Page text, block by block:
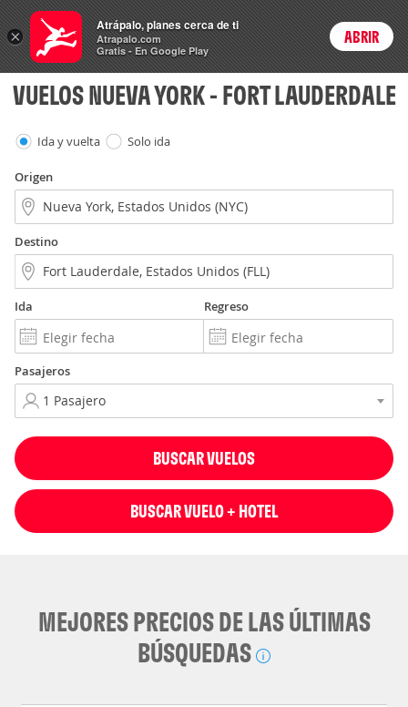
Vuelos Login
VUELOS NUEVA YORK - FORT LAUDERDALE
Ida y vuelta Solo ida
Origen
Destino
Ida Regreso
Pasajeros
BUSCAR VUELOS
BUSCAR VUELO + HOTEL
MEJORES PRECIOS DE LAS ÚLTIMAS
BÚSQUEDAS
×
Atrápalo, planes cerca de ti
Atrapalo.com
Gratis - En Google Play
ABRIR